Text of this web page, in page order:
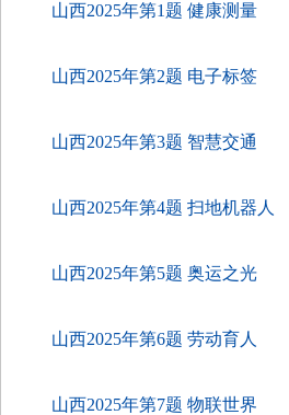
山西2025年第1题 健康测量
山西2025年第2题 电子标签
山西2025年第3题 智慧交通
山西2025年第4题 扫地机器人
山西2025年第5题 奥运之光
山西2025年第6题 劳动育人
山西2025年第7题 物联世界